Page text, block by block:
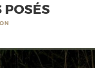
POSÉS